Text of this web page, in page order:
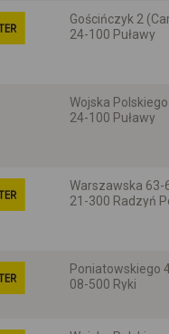
Gościńczyk 2
24-100 Puławy
Wojska
24-100 Puławy
Warszawska 63-
21-300 Radzyń
Poniatowskiego
08-500 Ryki